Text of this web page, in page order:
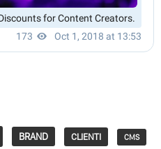
BRAND CLIENTI CMS